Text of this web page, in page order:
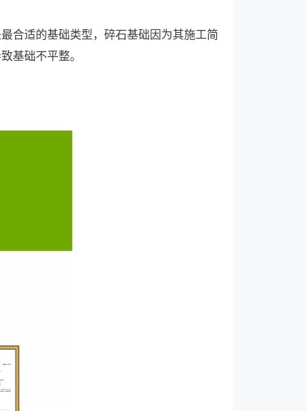
合适的基础类型，碎石基础因为其施工简
基础不平整。